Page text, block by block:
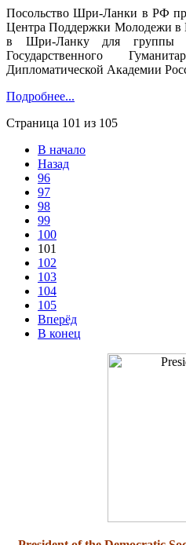
Посольство Шри-Ланки в РФ
Центра Поддержки Молодежи в
в Шри-Ланку для группы
Государственного
Дипломатической Академии
Подробнее...
Страница 101 из 105
В начало
Назад
96
97
98
99
100
101
102
103
104
105
Вперёд
В конец